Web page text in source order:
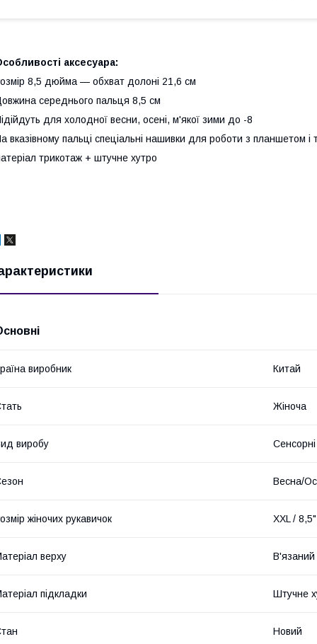
аксесуара:
8,5 дюйма — обхват долоні 21,6 см
середнього пальця 8,5 см
для холодної весни, осені, м'якої зими до -8
вказівному пальці спеціальні нашивки для роботи з планшетом
трикотаж + штучне хутро
виробник Китай
Жіноча
виробу
Весна/
жіночих рукавичок XXL /
верху В'язаний
підкладки Штучне
Новий